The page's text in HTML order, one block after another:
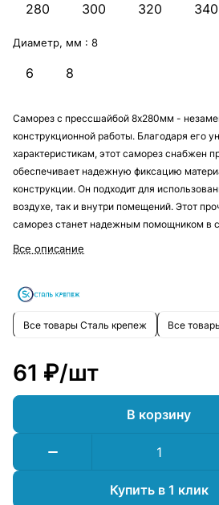
280 300 320 340
Диаметр, мм : 8
6 8
Саморез с прессшайбой 8х280мм -
конструкционной работы. Благодаря его
характеристикам, этот саморез снабжен
обеспечивает надежную фиксацию
конструкции. Он подходит для
воздухе, так и внутри помещений. Этот
саморез станет надежным помощником в
Все описание
Все товары Сталь крепеж Все
61 ₽/шт
В корзину
Купить в 1 клик